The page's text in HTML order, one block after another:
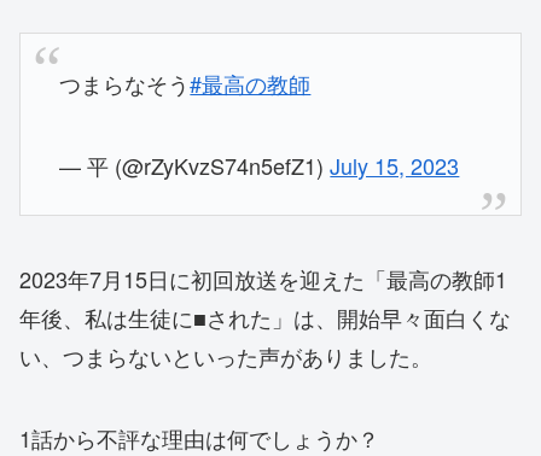
つまらなそう#最高の教師
— 平 (@rZyKvzS74n5efZ1)July 15, 2023
2023年7月15日に初回放送を迎えた「最高の教師1
年後、私は生徒に■された」は、開始早々面白くな
い、つまらないといった声がありました。
1話から不評な理由は何でしょうか？